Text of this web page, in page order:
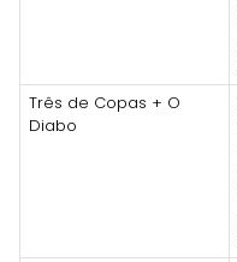
Três de Copas + O
Diabo